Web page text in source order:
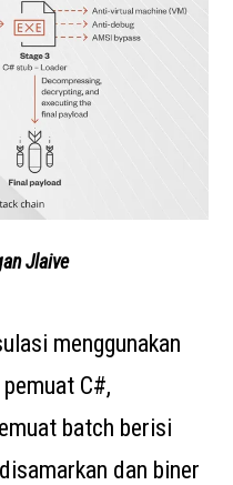
Jlaive
menggunakan
C#,
batch berisi
dan biner